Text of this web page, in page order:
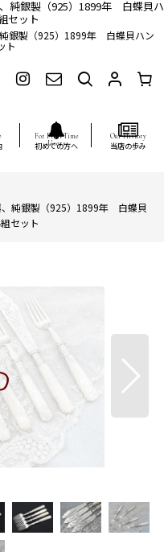
純銀製（925）1899年 白蝶貝ハ
セット
銀製（925）1899年 白蝶貝ハン
ト
初めての方へ 当店の歩み
、純銀製（925）1899年 白蝶貝
セット